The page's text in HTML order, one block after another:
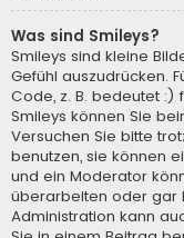
Was sind Smileys?
Smileys sind kleine
Gefühl auszudrücken.
Code, z. B. bedeutet :)
Smileys können Sie
Versuchen Sie bitte
benutzen, sie können
und ein Moderator
überarbeiten oder gar
Administration kann